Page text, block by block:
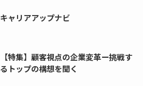
キャリアアップナビ
【特集】顧客視点の企業変革ー挑戦す
るトップの構想を聞く